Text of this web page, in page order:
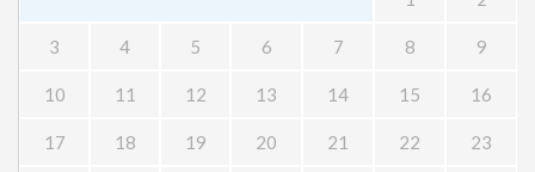
3 4 5 6 7 8 9
10 11 12 13 14 15 16
17 18 19 20 21 22 23